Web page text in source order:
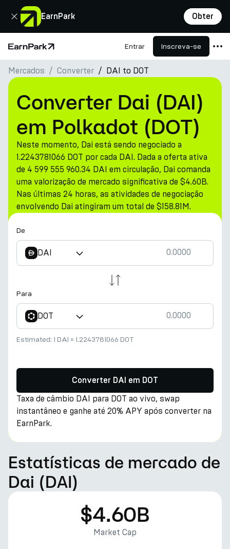
EarnPark Obter
Fechar
Página Inicial Entrar Inscreva-se
Produtos
Mercados
Calculadoras
PARK Token
Recursos
Empresa
Mercados Converter DAI to DOT
Converter Dai (DAI)
em Polkadot (DOT)
Neste momento, Dai está sendo negociado a
1.2243781066 DOT por cada DAI. Dada a oferta ativa
de 4 599 555 960.34 DAI em circulação, Dai comanda
uma valorização de mercado significativa de $4.60B.
Nas últimas 24 horas, as atividades de negociação
envolvendo Dai atingiram um total de $158.81M.
De
DAI
Para
DOT
Estimated: 1 DAI ≈ 1.2243781066 DOT
Converter DAI em DOT
Taxa de câmbio DAI para DOT ao vivo, swap
instantâneo e ganhe até 20% APY após converter na
EarnPark.
Estatísticas de mercado de
Dai (DAI)
$4.60B
Market Cap